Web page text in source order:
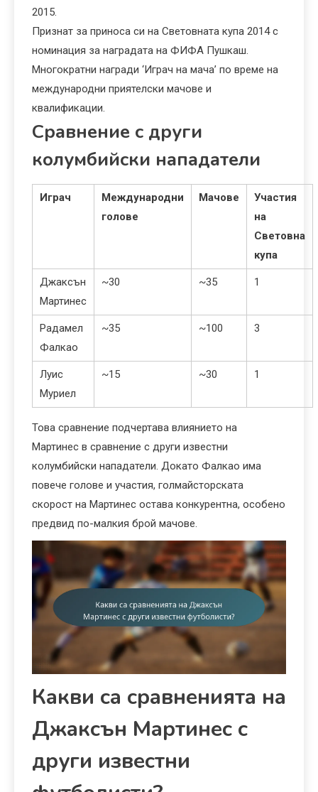
2015.
Признат за приноса си на Световната купа 2014 с
номинация за наградата на ФИФА Пушкаш.
Многократни награди ‘Играч на мача’ по време на
международни приятелски мачове и
квалификации.
Сравнение с други
колумбийски нападатели
Играч
Международни
голове
Мачове
Участия
на
Световна
купа
Джаксън
Мартинес
~30 ~35 1
Радамел
Фалкао
~35 ~100 3
Луис
Муриел
~15 ~30 1
Това сравнение подчертава влиянието на
Мартинес в сравнение с други известни
колумбийски нападатели. Докато Фалкао има
повече голове и участия, голмайсторската
скорост на Мартинес остава конкурентна, особено
предвид по-малкия брой мачове.
Какви са сравненията на
Джаксън Мартинес с
други известни